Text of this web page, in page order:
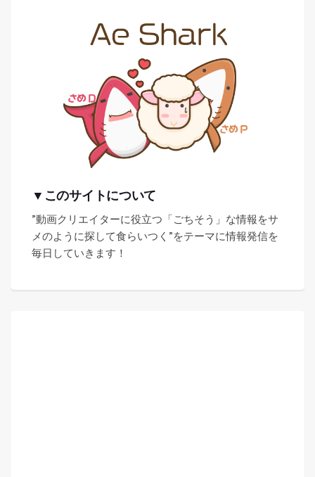
▼このサイトについて
”動画クリエイターに役立つ「ごちそう」な情報をサ
メのように探して食らいつく”をテーマに情報発信を
毎日していきます！